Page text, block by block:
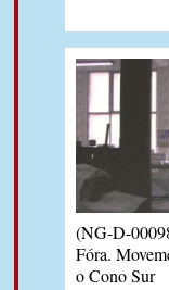
(NG-D-
Fóra.
o Cono Sur